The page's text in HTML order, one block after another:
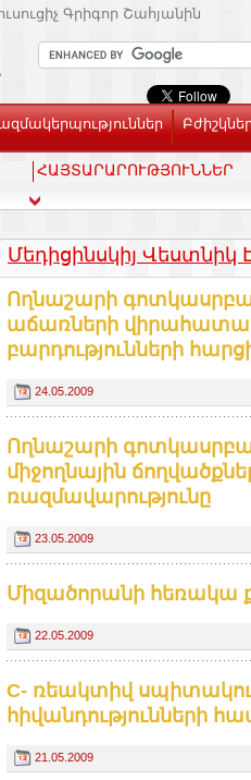
Գրիգոր Շահյանին
ՀԱՅՏԱՐԱՐՈՒԹՅՈՒՆՆԵՐ
Մեդիցինսկիյ Վեստնիկ
Ողնաշարի
աճառների
բարդությունների
24.05.2009
Ողնաշարի
միջողնային
ռազմավարությունը
23.05.2009
Միզածորանի հեռակա
22.05.2009
C- ռեակտիվ
հիվանդությունների
21.05.2009